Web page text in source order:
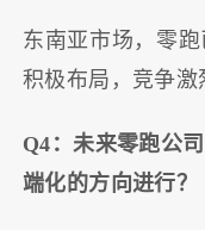
东南亚市场，零
积极布局，竞争激
Q4：未来零跑公
端化的方向进行？